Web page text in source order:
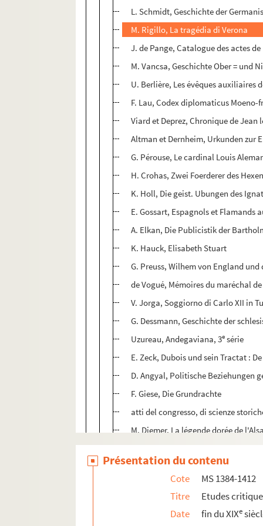
L. Schmidt, Geschichte der
M. Rigillo, La tragédia di Verona
J. de Pange, Catalogue des actes
M. Vancsa, Geschichte Ober = und
U. Berlière, Les évêques auxiliaires
F. Lau, Codex diplomaticus
Viard et Deprez, Chronique de Jean
Altman et Dernheim, Urkunden zur
G. Pérouse, Le cardinal Louis
H. Crohas, Zwei Foerderer des
K. Holl, Die geist. Ubungen des
E. Gossart, Espagnols et Flamands
A. Elkan, Die Publicistik der
K. Hauck, Elisabeth Stuart
G. Preuss, Wilhem von England
de Vogué, Mémoires du maréchal
V. Jorga, Soggiorno di Carlo XII in
G. Dessmann, Geschichte der
Uzureau, Andegaviana, 3e série
E. Zeck, Dubois und sein Tractat :
D. Angyal, Politische Beziehungen
F. Giese, Die Grundrachte
atti del congresso, di scienze
M. Diemer, La légende dorée de
Veroeffenthschiger der histor.
F. Zimmermann, Archiv der Stadt
W. Noorden, Das Papsttum Und
J. Hatschek, Englisches
E. Bourgeois, Manuel hist. de
Présentation du contenu
Cote
MS 1384-1412
Titre
Etudes
Date
fin du XIXe